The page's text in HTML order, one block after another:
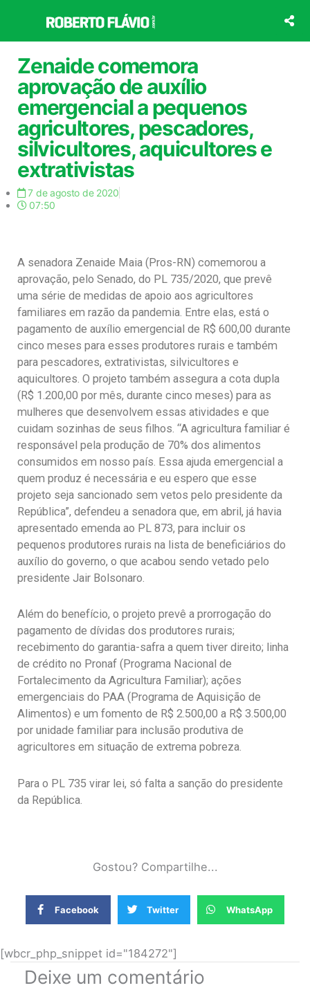
o
conteúdo
Zenaide comemora
aprovação de auxílio
emergencial a pequenos
agricultores, pescadores,
silvicultores, aquicultores e
extrativistas
7 de agosto de 2020
07:50
A senadora Zenaide Maia (Pros-RN) comemorou a
aprovação, pelo Senado, do PL 735/2020, que prevê
uma série de medidas de apoio aos agricultores
familiares em razão da pandemia. Entre elas, está o
pagamento de auxílio emergencial de R$ 600,00 durante
cinco meses para esses produtores rurais e também
para pescadores, extrativistas, silvicultores e
aquicultores. O projeto também assegura a cota dupla
(R$ 1.200,00 por mês, durante cinco meses) para as
mulheres que desenvolvem essas atividades e que
cuidam sozinhas de seus filhos. “A agricultura familiar é
responsável pela produção de 70% dos alimentos
consumidos em nosso país. Essa ajuda emergencial a
quem produz é necessária e eu espero que esse
projeto seja sancionado sem vetos pelo presidente da
República”, defendeu a senadora que, em abril, já havia
apresentado emenda ao PL 873, para incluir os
pequenos produtores rurais na lista de beneficiários do
auxílio do governo, o que acabou sendo vetado pelo
presidente Jair Bolsonaro.
Além do benefício, o projeto prevê a prorrogação do
pagamento de dívidas dos produtores rurais;
recebimento do garantia-safra a quem tiver direito; linha
de crédito no Pronaf (Programa Nacional de
Fortalecimento da Agricultura Familiar); ações
emergenciais do PAA (Programa de Aquisição de
Alimentos) e um fomento de R$ 2.500,00 a R$ 3.500,00
por unidade familiar para inclusão produtiva de
agricultores em situação de extrema pobreza.
Para o PL 735 virar lei, só falta a sanção do presidente
da República.
Gostou? Compartilhe...
Facebook Twitter WhatsApp
[wbcr_php_snippet id="184272"]
Deixe um comentário